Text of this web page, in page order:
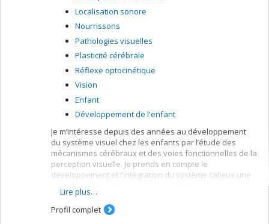
Localisation sonore
Nourrissons
Pathologies visuelles
Plasticité cérébrale
Réflexe optocinétique
Vision
Enfant
Développement de l'enfant
Je m’intéresse depuis des années au développement
du système visuel chez les enfants par l’étude des
mécanismes cérébraux et des voies fonctionnelles de la
perception visuelle. Je prends en compte le
développement et l’intégration du système calleux une
J’ai également un intérêt concernant la fonction auditive
chez différents sujets humains de la population. De
même quand des systèmes sensoriels deviennent
Lire plus…
Profil complet